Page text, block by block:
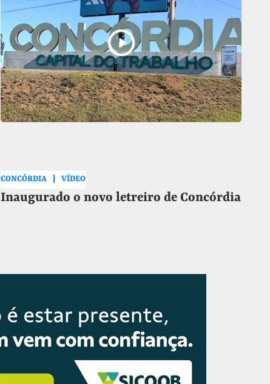
CONCÓRDIA VÍDEO
Inaugurado o novo letreiro de Concórdia